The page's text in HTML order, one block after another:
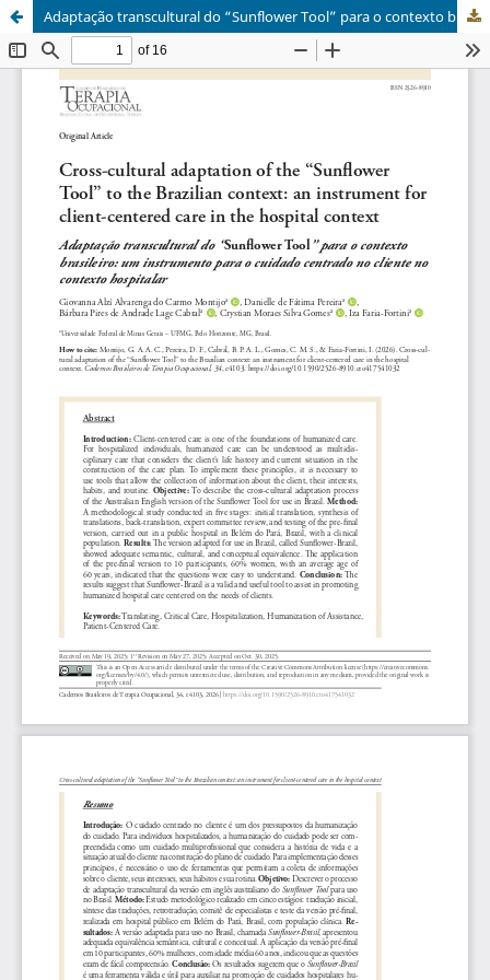
Adaptação transcultural do “Sunflower Tool” para o contexto brasileiro: um instrumento para o cuidado centrado no cliente no contexto hospitalar